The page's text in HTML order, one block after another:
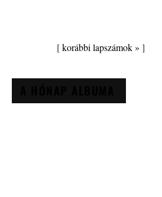
[korábbi lapszámok » ]